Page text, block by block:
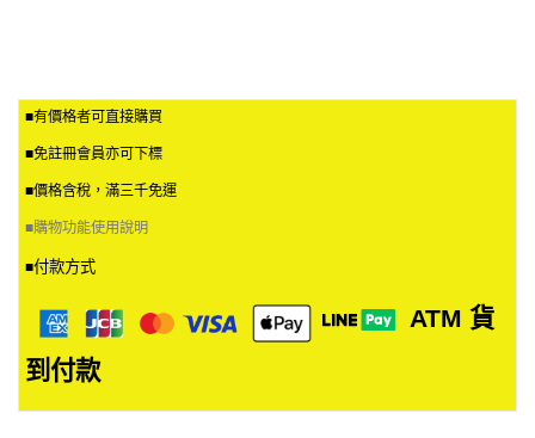
■有價格者可直接購買
■免註冊會員亦可下標
■價格含稅，滿三千免運
■購物功能使用說明
■付款方式
ATM 貨
到付款